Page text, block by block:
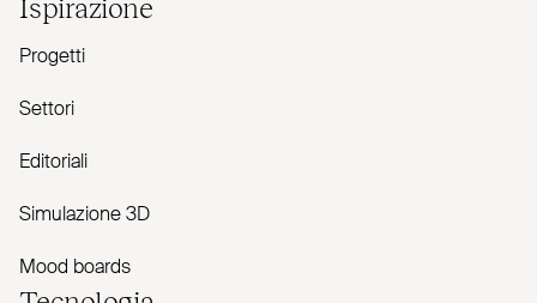
Progetti
Settori
Editoriali
Simulazione 3D
Mood boards